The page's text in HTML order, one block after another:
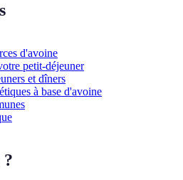
d'avoine
petit-déjeuner
et dîners
à base d'avoine